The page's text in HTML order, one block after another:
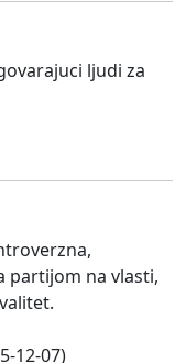
ljudi za
partijom na vlasti,
12-07)